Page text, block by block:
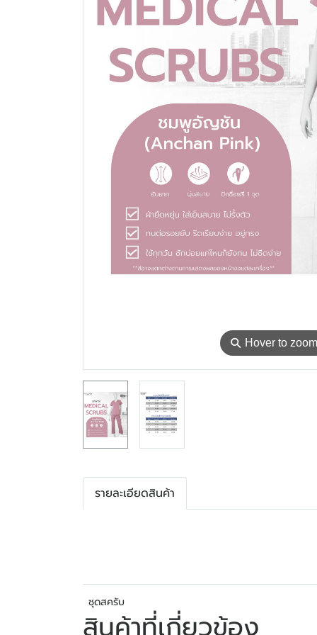
⚲ Hover to zoom
รายละเอียดสินค้า
ชุดสครับ
สินค้าที่เกี่ยวข้อง